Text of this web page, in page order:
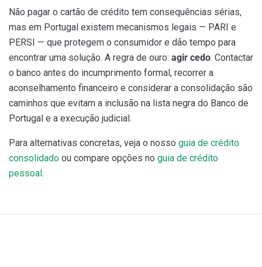
Não pagar o cartão de crédito tem consequências sérias,
mas em Portugal existem mecanismos legais — PARI e
PERSI — que protegem o consumidor e dão tempo para
encontrar uma solução. A regra de ouro: agir cedo. Contactar
o banco antes do incumprimento formal, recorrer a
aconselhamento financeiro e considerar a consolidação são
caminhos que evitam a inclusão na lista negra do Banco de
Portugal e a execução judicial.
Para alternativas concretas, veja o nosso guia de crédito
consolidado ou compare opções no guia de crédito
pessoal .